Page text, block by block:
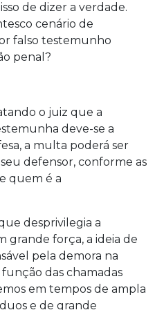
de dizer a verdade.
cenário de
falso testemunho
penal?
o juiz que a
deve-se a
a multa poderá ser
defensor, conforme as
quem é a
desprivilegia a
grande força, a ideia de
pela demora na
das chamadas
em tempos de ampla
e de grande